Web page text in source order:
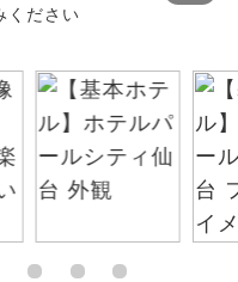
ださい
立ち寄るコースです。
するコースです。
露天風呂が付いていま